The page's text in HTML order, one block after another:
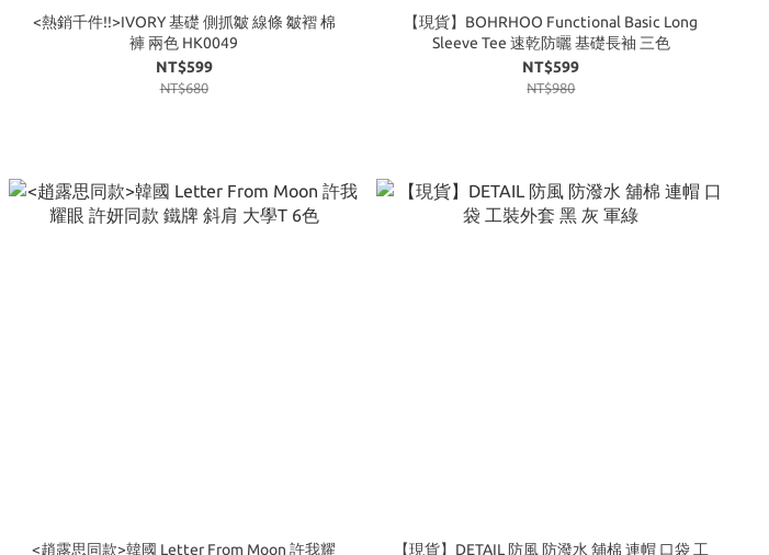
<熱銷千件!!>IVORY 基礎 側抓皺 線條 皺褶 棉
褲 兩色 HK0049
NT$599
NT$680
【現貨】BOHRHOO Functional Basic Long
Sleeve Tee 速乾防曬 基礎長袖 三色
NT$599
NT$980
<趙露思同款>韓國 Letter From Moon 許我耀 【現貨】DETAIL 防風 防潑水 舖棉 連帽 口袋 工